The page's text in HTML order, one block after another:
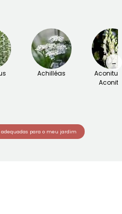
Achilléas
→
para o meu jardim